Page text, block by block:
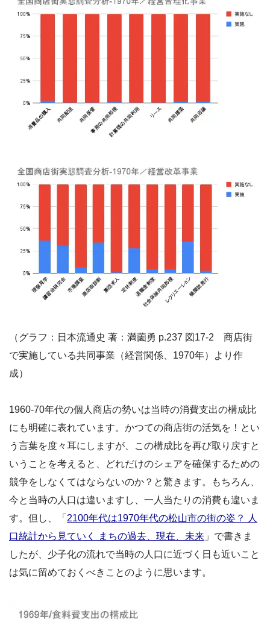
（グラフ：日本流通史 著：満薗勇 p.237 図17-2 商店街
で実施している共同事業（経営関係、1970年）より作
成）
1960-70年代の個人商店の勢いは当時の消費支出の構成比
にも明確に表れています。かつての商店街の活気を！とい
う言葉を度々耳にしますが、この構成比を再び取り戻すと
いうことを考えると、どれだけのシェアを確保するための
競争をしなくてはならないのか？と驚きます。もちろん、
今と当時の人口は違いますし、一人当たりの消費も違いま
す。但し、「 2100年代は1970年代の松山市の街の姿？ 人
口統計から見ていく まちの過去、現在、未来 」で書きま
したが、少子化の流れで当時の人口に近づく日も近いこと
は気に留めておくべきことのように思います。